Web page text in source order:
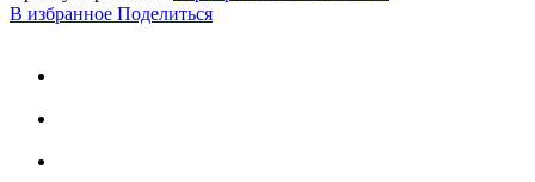
В избранное Поделиться